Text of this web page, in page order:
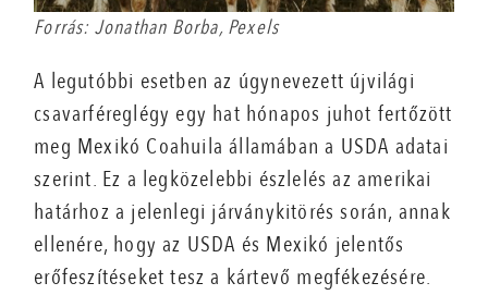
Forrás: Jonathan Borba, Pexels
A legutóbbi esetben az úgynevezett újvilági
csavarféreglégy egy hat hónapos juhot fertőzött
meg Mexikó Coahuila államában a USDA adatai
szerint. Ez a legközelebbi észlelés az amerikai
határhoz a jelenlegi járványkitörés során, annak
ellenére, hogy az USDA és Mexikó jelentős
erőfeszítéseket tesz a kártevő megfékezésére.